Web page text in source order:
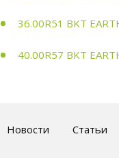
36.00R51 BKT
40.00R57 BKT
Новости Статьи